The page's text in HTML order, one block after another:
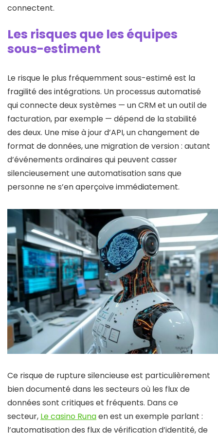
connectent.
Les risques que les équipes
sous-estiment
Le risque le plus fréquemment sous-estimé est la
fragilité des intégrations. Un processus automatisé
qui connecte deux systèmes — un CRM et un outil de
facturation, par exemple — dépend de la stabilité
des deux. Une mise à jour d’API, un changement de
format de données, une migration de version : autant
d’événements ordinaires qui peuvent casser
silencieusement une automatisation sans que
personne ne s’en aperçoive immédiatement.
Ce risque de rupture silencieuse est particulièrement
bien documenté dans les secteurs où les flux de
données sont critiques et fréquents. Dans ce
secteur, Le casino Runaen est un exemple parlant :
l’automatisation des flux de vérification d’identité, de